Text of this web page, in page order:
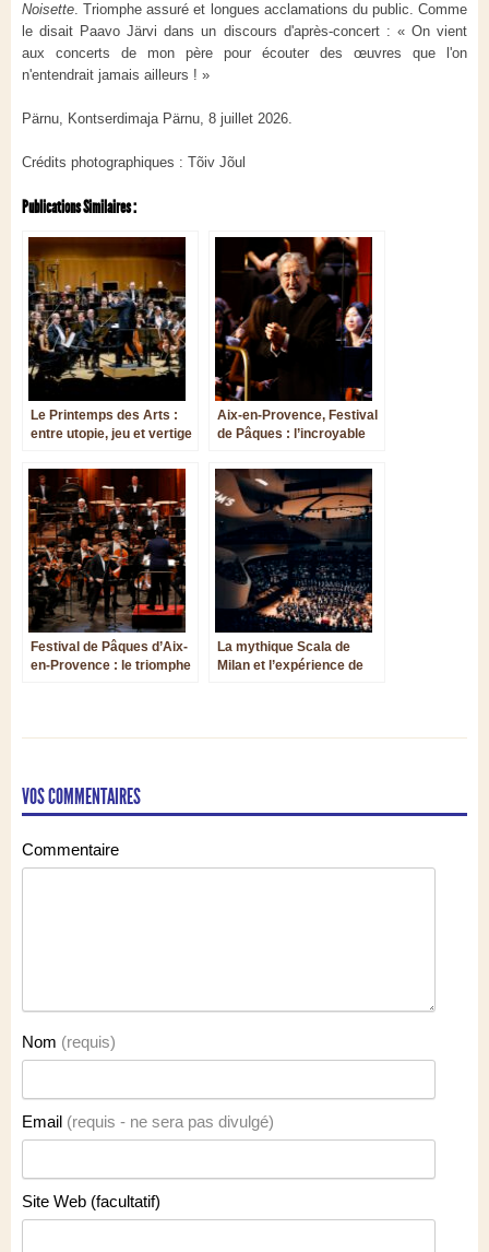
Noisette. Triomphe assuré et longues acclamations du public. Comme
le disait Paavo Järvi dans un discours d'après-concert : « On vient
aux concerts de mon père pour écouter des œuvres que l'on
n'entendrait jamais ailleurs ! »
Pärnu, Kontserdimaja Pärnu, 8 juillet 2026.
Crédits photographiques : Tõiv Jõul
Publications Similaires :
Le Printemps des Arts :
entre utopie, jeu et vertige
Aix-en-Provence, Festival
de Pâques : l’incroyable
ancienne
Festival de Pâques d’Aix-
en-Provence : le triomphe
La mythique Scala de
Milan et l’expérience de
VOS COMMENTAIRES
Commentaire
Nom (requis)
Email (requis - ne sera pas divulgé)
Site Web (facultatif)